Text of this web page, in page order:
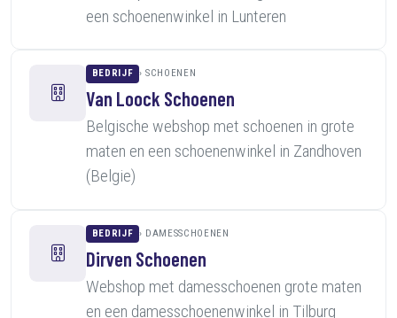
een schoenenwinkel in Lunteren
BEDRIJF SCHOENEN
Van Loock Schoenen
Belgische webshop met schoenen in grote
maten en een schoenenwinkel in Zandhoven
(Belgie)
BEDRIJF DAMESSCHOENEN
Dirven Schoenen
Webshop met damesschoenen grote maten
en een damesschoenenwinkel in Tilburg